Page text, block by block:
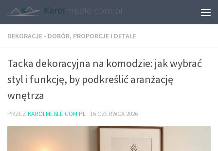
DEKORACJE - DOBÓR, PROPORCJE I DETALE
Tacka dekoracyjna na komodzie: jak wybrać
styl i funkcję, by podkreślić aranżację
wnętrza
PRZEZ KAROLMEBLE.COM.PL · 16 CZERWCA 2026